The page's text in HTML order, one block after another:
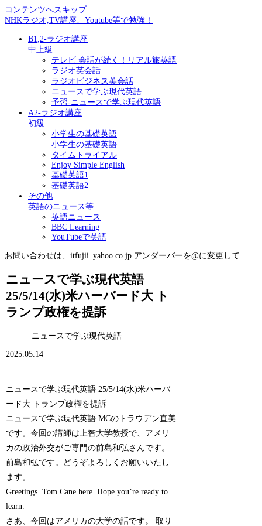
コンテンツへスキップ
NHKラジオ,TV講座、Youtube等で勉強！
B1,2-ラジオ講座
中上級
テレビ 会話が続く！リアル旅英語
ラジオ英会話
ラジオビジネス英会話
ニュースで学ぶ現代英語
予習-ニュースで学ぶ現代英語
A2-ラジオ講座
初級
小学生の基礎英語
小学生の基礎英語
タイムトライアル
Enjoy Simple English
基礎英語1
基礎英語2
その他
英語のニュース等
英語ニュース
BBC Learning
YouTubeで英語
お問い合わせは、itfujii_yahoo.co.jp アンダーバーを@に変更して
ニュースで学ぶ現代英語
25/5/14(水)米ハーバード大 ト
ランプ政権を提訴
ニュースで学ぶ現代英語
2025.05.14
ニュースで学ぶ現代英語 25/5/14(水)米ハーバ
ード大 トランプ政権を提訴
ニュースで学ぶ現代英語 MCのトラウデン直美
です。今回の講師は上智大学教授で、アメリ
カの政治外交がご専門の前島和弘さんです。
前島和弘です。どうぞよろしくお願いいたし
ます。
Greetings. Tom Cane here. Hope you’re ready to
learn.
さあ、今回はアメリカの大学の話です。 取り